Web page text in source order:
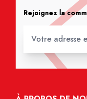
Rejoignez la